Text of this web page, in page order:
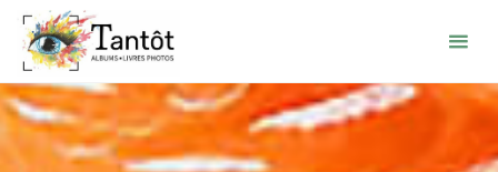
Skip
content